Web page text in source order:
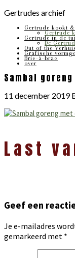
Gertrudes archief
Gertrude kookt
Gertrude
Gertrude in de
De
Out of the
Grafische
Bric-à-brac
over
Sambal
11 december 2019
Interacties
Last
Geef een
Je e-mailadres
gemarkeerd met *